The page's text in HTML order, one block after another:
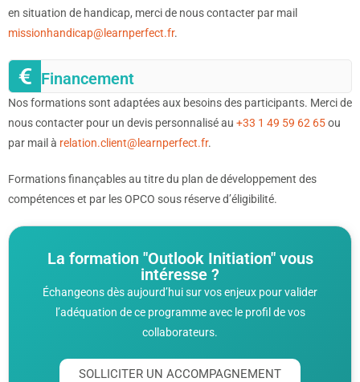
en situation de handicap, merci de nous contacter par mail
missionhandicap@learnperfect.fr.
Financement
Nos formations sont adaptées aux besoins des participants. Merci de
nous contacter pour un devis personnalisé au +33 1 49 59 62 65ou
par mail à relation.client@learnperfect.fr.
Formations finançables au titre du plan de développement des
compétences et par les OPCO sous réserve d’éligibilité.
La formation "Outlook Initiation" vous
intéresse ?
Échangeons dès aujourd’hui sur vos enjeux pour valider
l’adéquation de ce programme avec le profil de vos
collaborateurs.
SOLLICITER UN ACCOMPAGNEMENT